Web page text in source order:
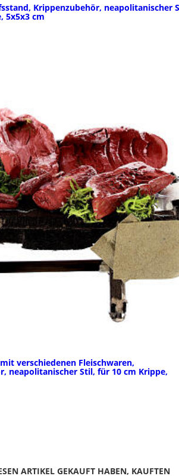
Krippenzubehör, neapolitanischer
5x5x3 cm
verschiedenen Fleischwaren,
neapolitanischer Stil, für 10 cm Krippe,
ARTIKEL GEKAUFT HABEN, KAUFTEN